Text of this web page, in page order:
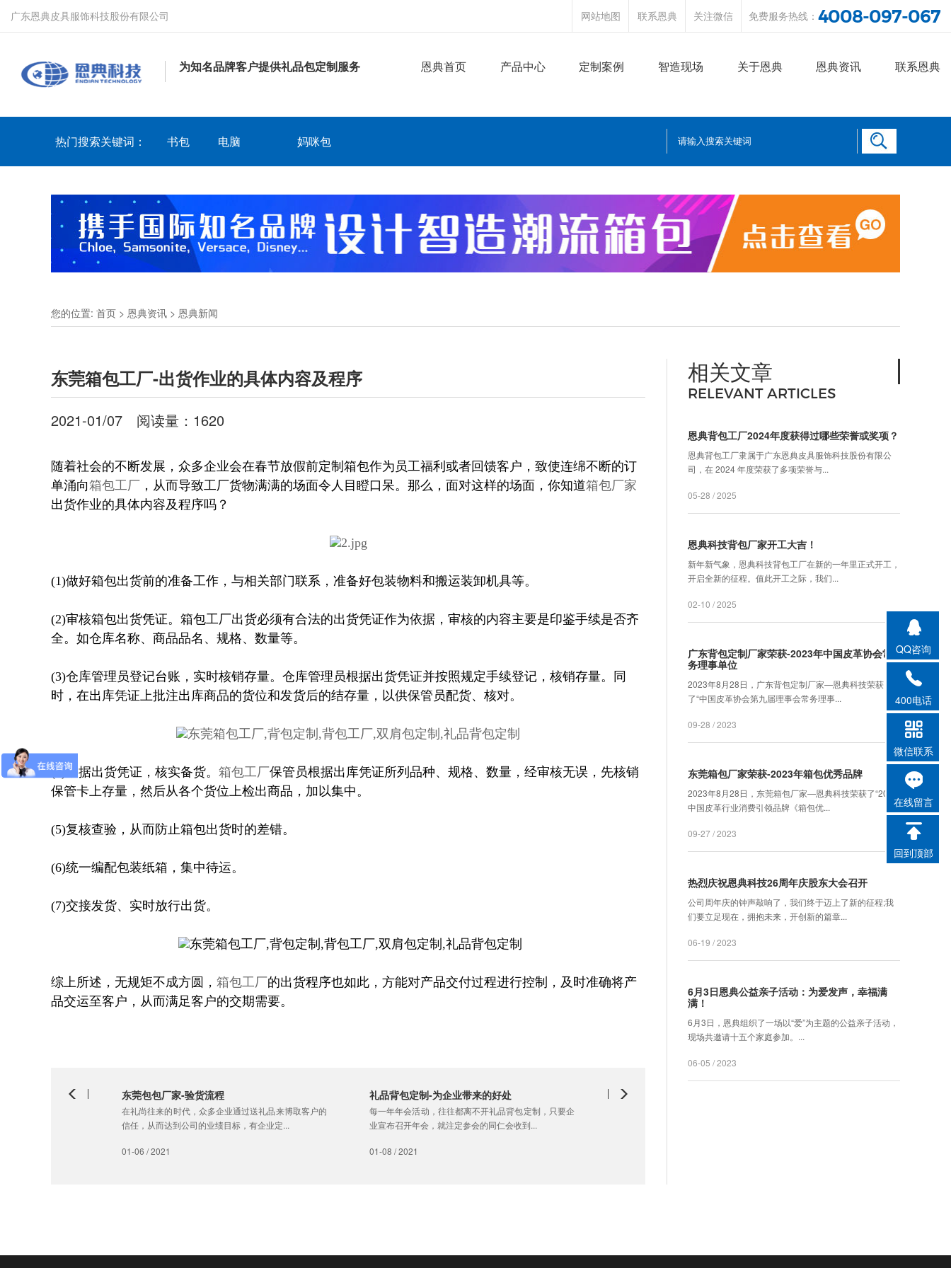
广东恩典皮具服饰科技股份有限公司 网站地图 联系恩典 关注微信 免费服务热线： 4008-097-067
为知名品牌客户提供礼品包定制服务 恩典首页 产品中心 定制案例 智造现场 关于恩典 恩典资讯 联系恩典
热门搜索关键词： 书包 电脑 妈咪包
您的位置: 首页 > 恩典资讯 > 恩典新闻
东莞箱包工厂-出货作业的具体内容及程序
2021-01/07 阅读量： 1620
随着社会的不断发展，众多企业会在春节放假前定制箱包作为员工福利或者回馈客户，致使连绵不断的订
单涌向箱包工厂 ，从而导致工厂货物满满的场面令人目瞪口呆。那么，面对这样的场面，你知道箱包厂家
出货作业的具体内容及程序吗？
(1)做好箱包出货前的准备工作， 与相关部门联系，准备好包装物料和搬运装卸机具等。
(2)审核箱包出货凭证。 箱包工厂出货必须有合法的出货凭证作为依据，审核的内容主要是印鉴手续是否齐
全。如仓库名称、商品品名、规格、数量等。
(3)仓库管理员登记台账，实时核销存量。 仓库管理员根据出货凭证并按照规定手续登记，核销存量。同
时，在出库凭证上批注出库商品的货位和发货后的结存量，以供保管员配货、核对。
(4)根据出货凭证，核实备货。 箱包工厂保管员根据出库凭证所列品种、规格、数量，经审核无误，先核销
保管卡上存量，然后从各个货位上检出商品，加以集中。
(5)复核查验，从而防止箱包出货时的差错。
(6)统一编配包装纸箱，集中待运。
(7)交接发货、实时放行出货。
综上所述，无规矩不成方圆， 箱包工厂的出货程序也如此，方能对产品交付过程进行控制，及时准确将产
品交运至客户，从而满足客户的交期需要。
东莞包包厂家-验货流程
在礼尚往来的时代，众多企业通过送礼品来博取客户的
信任，从而达到公司的业绩目标，有企业定...
01-06 / 2021
礼品背包定制-为企业带来的好处
每一年年会活动，往往都离不开礼品背包定制，只要企
业宣布召开年会，就注定参会的同仁会收到...
01-08 / 2021
相关文章
RELEVANT ARTICLES
恩典背包工厂2024年度获得过哪些荣誉或奖项？
恩典背包工厂隶属于广东恩典皮具服饰科技股份有限公
司，在 2024 年度荣获了多项荣誉与...
05-28 / 2025
恩典科技背包厂家开工大吉！
新年新气象，恩典科技背包工厂在新的一年里正式开工，
开启全新的征程。值此开工之际，我们...
02-10 / 2025
广东背包定制厂家荣获-2023年中国皮革协会常
务理事单位
2023年8月28日，广东背包定制厂家—恩典科技荣获
了“中国皮革协会第九届理事会常务理事...
09-28 / 2023
东莞箱包厂家荣获-2023年箱包优秀品牌
2023年8月28日，东莞箱包厂家—恩典科技荣获了“2023
中国皮革行业消费引领品牌《箱包优...
09-27 / 2023
热烈庆祝恩典科技26周年庆股东大会召开
公司周年庆的钟声敲响了，我们终于迈上了新的征程;我
们要立足现在，拥抱未来，开创新的篇章...
06-19 / 2023
6月3日恩典公益亲子活动：为爱发声，幸福满
满！
6月3日，恩典组织了一场以“爱”为主题的公益亲子活动，
现场共邀请十五个家庭参加。...
06-05 / 2023
QQ咨询
400电话
微信联系
在线留言
回到顶部